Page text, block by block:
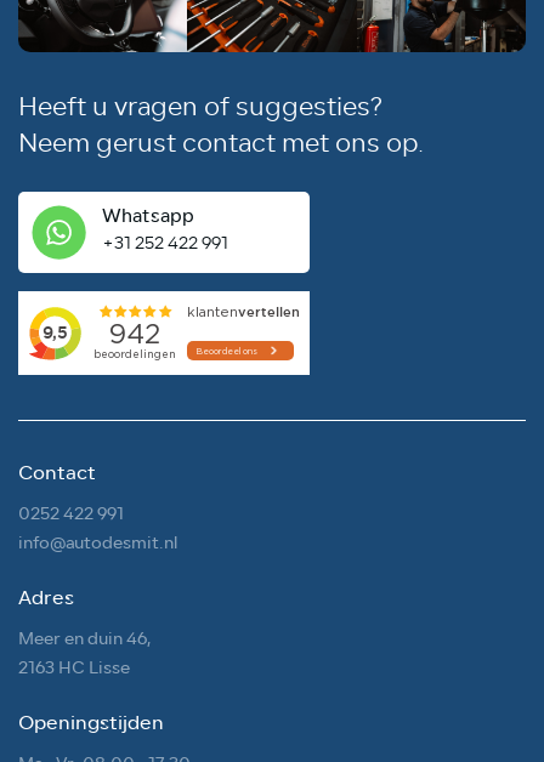
Heeft u vragen of suggesties?
Neem gerust contact met ons op.
Whatsapp
+31 252 422 991
Contact
0252 422 991
info@autodesmit.nl
Adres
Meer en duin 46,
2163 HC Lisse
Openingstijden